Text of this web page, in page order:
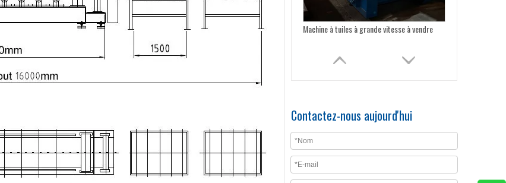
Machine à tuiles à grande vitesse à vendre
Contactez-nous aujourd'hui